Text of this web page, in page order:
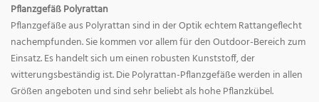
Pflanzgefäß Polyrattan
Pflanzgefäße aus Polyrattan sind in der Optik echtem Rattangeflecht
nachempfunden. Sie kommen vor allem für den Outdoor-Bereich zum
Einsatz. Es handelt sich um einen robusten Kunststoff, der
witterungsbeständig ist. Die Polyrattan-Pflanzgefäße werden in allen
Größen angeboten und sind sehr beliebt als hohe Pflanzkübel.